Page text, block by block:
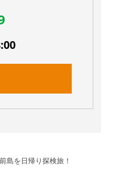
島を日帰り探検旅！